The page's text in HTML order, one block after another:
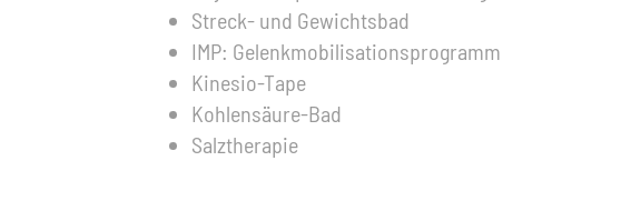
Streck- und Gewichtsbad
IMP: Gelenkmobilisationsprogramm
Kinesio-Tape
Kohlensäure-Bad
Salztherapie